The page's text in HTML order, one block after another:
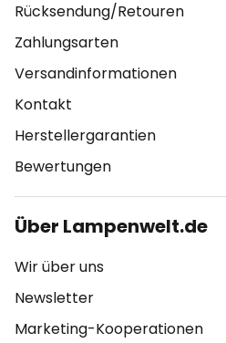
Rücksendung/Retouren
Zahlungsarten
Versandinformationen
Kontakt
Herstellergarantien
Bewertungen
Über Lampenwelt.de
Wir über uns
Newsletter
Marketing-Kooperationen